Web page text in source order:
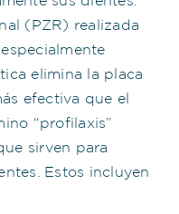
(PZR) realizada
elimina la placa
efectiva que el
“profilaxis”
sirven para
Estos incluyen